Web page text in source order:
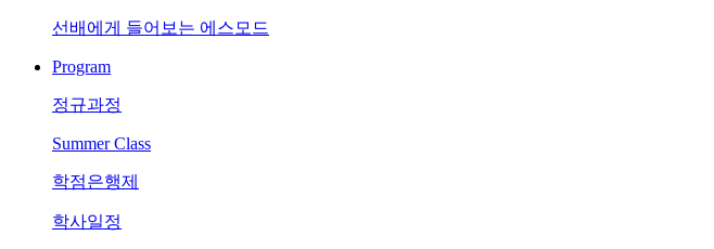
선배에게 들어보는 에스모드
Program
정규과정
Summer Class
학점은행제
학사일정